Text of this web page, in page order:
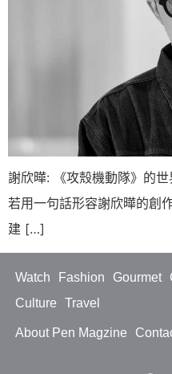
謝欣曄: 《攻殼機動隊》的
若用一句話形容謝欣曄的創
建 […]
Watch Fashion Gourmet
Culture
Travel
About Pen Magzine